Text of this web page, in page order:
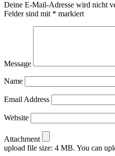
Deine E-Mail-Adresse wird nicht
Felder sind mit * markiert
Message
Name
Email Address
Website
Attachment
upload file size: 4 MB. You can